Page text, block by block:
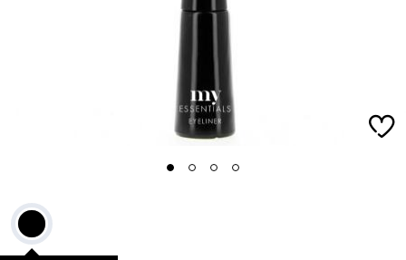
1 2 3 4